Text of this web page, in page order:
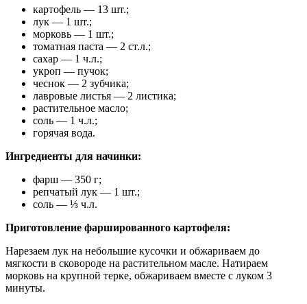
картофель — 13 шт.;
лук — 1 шт.;
морковь — 1 шт.;
томатная паста — 2 ст.л.;
сахар — 1 ч.л.;
укроп — пучок;
чеснок — 2 зубчика;
лавровые листья — 2 листика;
растительное масло;
соль — 1 ч.л.;
горячая вода.
Ингредиенты для начинки:
фарш — 350 г;
репчатый лук — 1 шт.;
соль — ⅓ ч.л.
Приготовление фаршированного картофеля:
Нарезаем лук на небольшие кусочки и обжариваем до
мягкости в сковороде на растительном масле. Натираем
морковь на крупной терке, обжариваем вместе с луком 3
минуты.